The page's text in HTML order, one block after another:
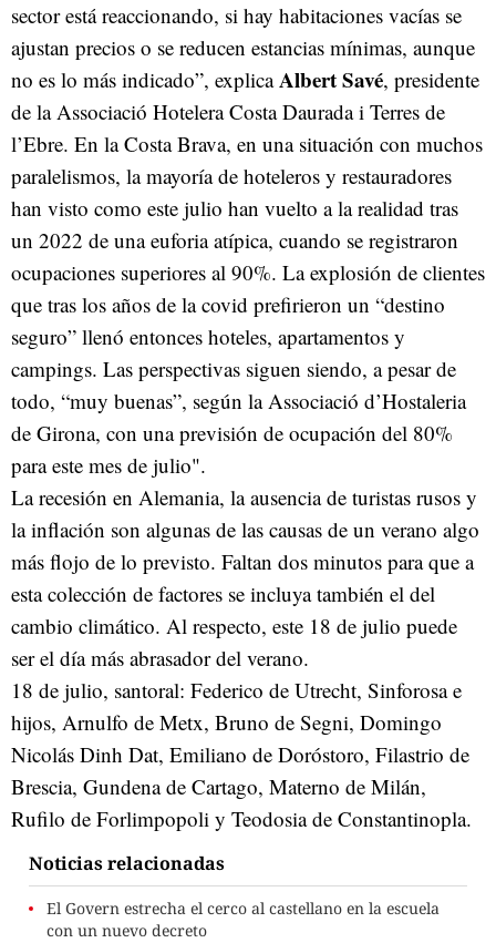
sector está reaccionando, si hay habitaciones vacías se
ajustan precios o se reducen estancias mínimas, aunque
no es lo más indicado”, explicaAlbert Savé, presidente
de la Associació Hotelera Costa Daurada i Terres de
l’Ebre. En la Costa Brava, en una situación con muchos
paralelismos, la mayoría de hoteleros y restauradores
han visto como este julio han vuelto a la realidad tras
un 2022 de una euforia atípica, cuando se registraron
ocupaciones superiores al 90%. La explosión de clientes
que tras los años de la covid prefirieron un “destino
seguro” llenó entonces hoteles, apartamentos y
campings. Las perspectivas siguen siendo, a pesar de
todo, “muy buenas”, según la Associació d’Hostaleria
de Girona, con una previsión de ocupación del 80%
para este mes de julio".
La recesión en Alemania, la ausencia de turistas rusos y
la inflación son algunas de las causas de un verano algo
más flojo de lo previsto. Faltan dos minutos para que a
esta colección de factores se incluya también el del
cambio climático. Al respecto, este 18 de julio puede
ser el día más abrasador del verano.
18 de julio, santoral: Federico de Utrecht, Sinforosa e
hijos, Arnulfo de Metx, Bruno de Segni, Domingo
Nicolás Dinh Dat, Emiliano de Doróstoro, Filastrio de
Brescia, Gundena de Cartago, Materno de Milán,
Rufilo de Forlimpopoli y Teodosia de Constantinopla.
Noticias relacionadas
El Govern estrecha el cerco al castellano en la escuela
con un nuevo decreto